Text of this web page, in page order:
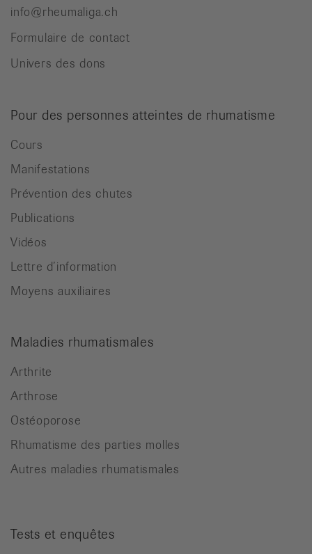
info@rheumaliga.ch
Formulaire de contact
Univers des dons
Pour des personnes atteintes de rhumatisme
Cours
Manifestations
Prévention des chutes
Publications
Vidéos
Lettre d’information
Moyens auxiliaires
Maladies rhumatismales
Arthrite
Arthrose
Ostéoporose
Rhumatisme des parties molles
Autres maladies rhumatismales
Tests et enquêtes